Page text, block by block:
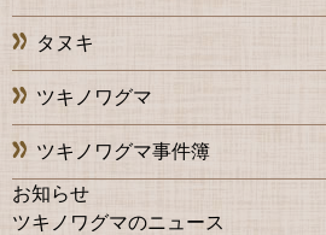
タヌキ
ツキノワグマ
ツキノワグマ事件簿
お知らせ
ツキノワグマのニュース